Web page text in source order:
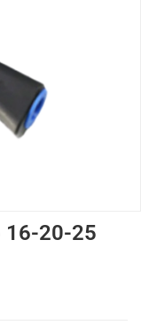
20-25